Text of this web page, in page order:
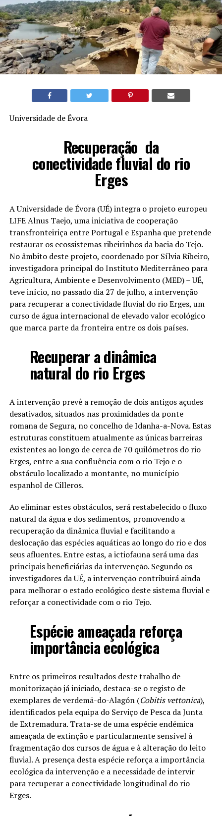
Universidade de Évora
Recuperação da
conectividade fluvial do rio
Erges
A Universidade de Évora (UÉ) integra o projeto europeu
LIFE Alnus Taejo, uma iniciativa de cooperação
transfronteiriça entre Portugal e Espanha que pretende
restaurar os ecossistemas ribeirinhos da bacia do Tejo.
No âmbito deste projeto, coordenado por Sílvia Ribeiro,
investigadora principal do Instituto Mediterrâneo para
Agricultura, Ambiente e Desenvolvimento (MED) – UÉ,
teve início, no passado dia 27 de julho, a intervenção
para recuperar a conectividade fluvial do rio Erges, um
curso de água internacional de elevado valor ecológico
que marca parte da fronteira entre os dois países.
Recuperar a dinâmica
natural do rio Erges
A intervenção prevê a remoção de dois antigos açudes
desativados, situados nas proximidades da ponte
romana de Segura, no concelho de Idanha-a-Nova. Estas
estruturas constituem atualmente as únicas barreiras
existentes ao longo de cerca de 70 quilómetros do rio
Erges, entre a sua confluência com o rio Tejo e o
obstáculo localizado a montante, no município
espanhol de Cilleros.
Ao eliminar estes obstáculos, será restabelecido o fluxo
natural da água e dos sedimentos, promovendo a
recuperação da dinâmica fluvial e facilitando a
deslocação das espécies aquáticas ao longo do rio e dos
seus afluentes. Entre estas, a ictiofauna será uma das
principais beneficiárias da intervenção. Segundo os
investigadores da UÉ, a intervenção contribuirá ainda
para melhorar o estado ecológico deste sistema fluvial e
reforçar a conectividade com o rio Tejo.
Espécie ameaçada reforça
importância ecológica
Entre os primeiros resultados deste trabalho de
monitorização já iniciado, destaca-se o registo de
exemplares de verdemã-do-Alagón (Cobitis vettonica),
identificados pela equipa do Serviço de Pesca da Junta
de Extremadura. Trata-se de uma espécie endémica
ameaçada de extinção e particularmente sensível à
fragmentação dos cursos de água e à alteração do leito
fluvial. A presença desta espécie reforça a importância
ecológica da intervenção e a necessidade de intervir
para recuperar a conectividade longitudinal do rio
Erges.